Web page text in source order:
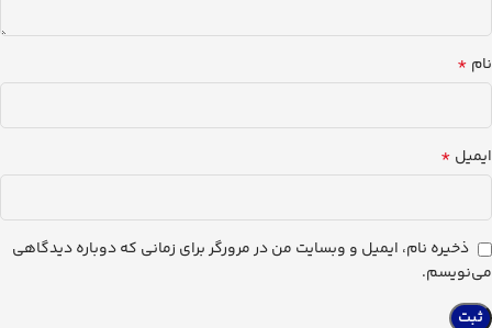
نام *
ایمیل *
ذخیره نام، ایمیل و وبسایت من در مرورگر برای زمانی که دوباره دیدگاهی
می‌نویسم.